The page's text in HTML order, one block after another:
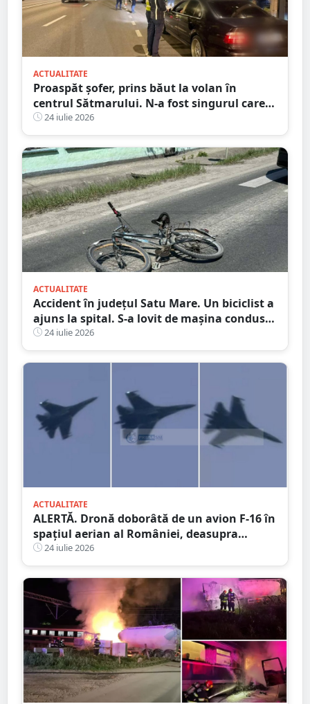
ACTUALITATE
Proaspăt șofer, prins băut la volan în
centrul Sătmarului. N-a fost singurul care a
călcat pe bec
24 iulie 2026
ACTUALITATE
Accident în județul Satu Mare. Un biciclist a
ajuns la spital. S-a lovit de mașina condusă
de un tânăr șofer
24 iulie 2026
ACTUALITATE
ALERTĂ. Dronă doborâtă de un avion F-16 în
spațiul aerian al României, deasupra
județului Buzău
24 iulie 2026